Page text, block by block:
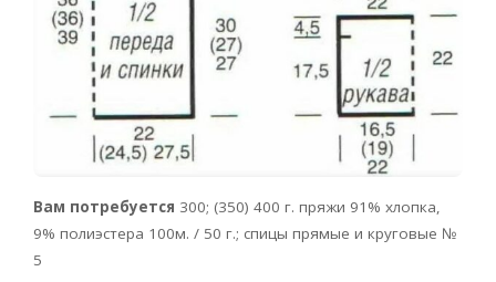
Вам потребуется 300; (350) 400 г. пряжи 91% хлопка,
9% полиэстера 100м. / 50 г.; спицы прямые и круговые №
5